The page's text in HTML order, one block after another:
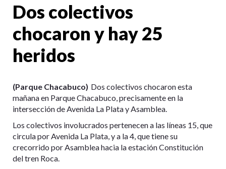
Dos colectivos
chocaron y hay 25
heridos
(Parque Chacabuco) Dos colectivos chocaron esta
mañana en Parque Chacabuco, precisamente en la
intersección de Avenida La Plata y Asamblea.
Los colectivos involucrados pertenecen a las líneas 15, que
circula por Avenida La Plata, y a la 4, que tiene su
crecorrido por Asamblea hacia la estación Constitución
del tren Roca.